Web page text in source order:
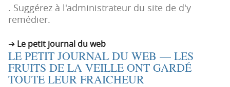
i
c
i
p
a
n
. Suggérez à l'administrateur du site de d'y
remédier.
Le petit journal du web
LE PETIT JOURNAL DU WEB — LES
FRUITS DE LA VEILLE ONT GARDÉ
TOUTE LEUR FRAICHEUR